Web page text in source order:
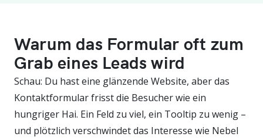
Warum das Formular oft zum
Grab eines Leads wird
Schau: Du hast eine glänzende Website, aber das
Kontaktformular frisst die Besucher wie ein
hungriger Hai. Ein Feld zu viel, ein Tooltip zu wenig –
und plötzlich verschwindet das Interesse wie Nebel